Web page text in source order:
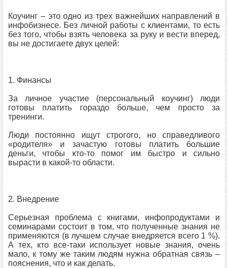
Коучинг – это одно из трех важнейших направлений в
инфобизнесе. Без личной работы с клиентами, то есть
без того, чтобы взять человека за руку и вести вперед,
вы не достигаете двух целей:
1. Финансы
За личное участие (персональный коучинг) люди
готовы платить гораздо больше, чем просто за
тренинги.
Люди постоянно ищут строгого, но справедливого
«родителя» и зачастую готовы платить большие
деньги, чтобы кто-то помог им быстро и сильно
вырасти в какой-то области.
2. Внедрение
Серьезная проблема с книгами, инфопродуктами и
семинарами состоит в том, что полученные знания не
применяются (в лучшем случае внедряется всего 1 %).
А тех, кто все-таки использует новые знания, очень
мало, к тому же таким людям нужна обратная связь –
пояснения, что и как делать.